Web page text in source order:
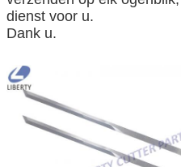
dienst voor u.
Dank u.